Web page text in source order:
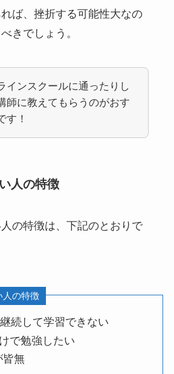
ば、挫折する可能性大なの
きでしょう。
インスクールに通ったりし
師に教えてもらうのがおす
す！
人の特徴
の特徴は、下記のとおりで
人の特徴
続して学習できない
で勉強したい
皆無